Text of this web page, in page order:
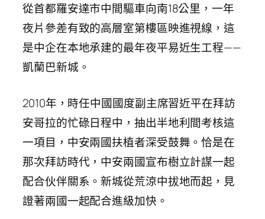
從首都羅安達市中間驅車向南18公里，一年
夜片參差有致的高層室第樓區映進視線，這
是中企在本地承建的最年夜平易近生工程——
凱蘭巴新城。
2010年，時任中國國度副主席習近平在拜訪
安哥拉的忙碌日程中，抽出半地利間考核這
一項目，中安兩國扶植者深受鼓舞。恰是在
那次拜訪時代，中安兩國宣布樹立計謀一起
配合伙伴關系。新城從荒涼中拔地而起，見
證著兩國一起配合進級加快。